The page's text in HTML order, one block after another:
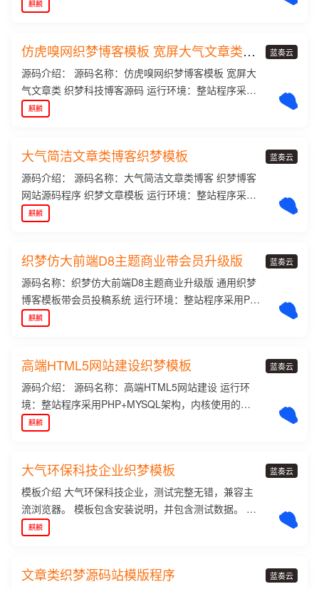
的设计潮流！ 更多页面展示请看演示站！
里面的所有文件和文件夹上传到你的网站根目录 3、安
步.) 直接运行：http://您的域名/install 4、将web文件
夹内的所有文件夹上传并覆盖到织梦的安装目录; 5、
登陆后台并还原数据库：1）进入dede后台，找到'系
统'-'数据库备份/还原'2）在屏幕右上角点击'数据还
原'3）点击屏幕下方的'开始还原'按钮 6、确定网站风
统'---系统基本c ) . x H参数 2）将'站点根网址'改为您
的网址，如http://www.xxx.com/（本地安装请保持htt
p://127.0.0.1。） 3）点击'确定'按钮 7、更新整4 + z
站缓存： 点击'生成'-; % = j E x 6 X'更新系统缓存' 8、
更新网站： 点击'生成'-'一键更新网站 '-更新所有-开始
本套| Y & b {模板包含以下页面模板 首页 index.htm案
动终端 index_mobile.htm服务 index_service.htm解决
方案 index_contact.htm新闻封面 index_news.htm新
闻列表 list_news.htm新闻内G H . y Y ? ( e容 article_
contact.htm全站底部 footer.htm全站顶部 head.htm
同的源码，但是鱼龙混杂，很多都不能用，像我刚拿
回来这个源码的时候也是不能用的# ) T Z ? X ? z， 需
要修改很多东西，调出很多页面才能完整！ 本源码也
有升级版的，带有W M c 投稿功能，如您需要，下载
链接是：http://www.dede58.coF M p L e u R um/a/de
明： 1、把文件上传到你的站点的根目录,然后运行 htt
p://你的域名/install 安装，根据提示填写好相关信息
（注意不要修改数据库表前缀），点"下一步"即可完R j
s = F ; 2成安装， 注：若提示无法安装或者页面显示di
r，请进入install文件夹，将install_lock.txt文件和index.
刷= g P / D z新浏览器重新运行L : 6 M 8http:t y g//你
的域名/install即可! 2、安装好后，在后台"系统"—"数
据库备份/恢复"，点右上角"还原数据"—"开始还原S k .
X a z m I数据"，恢复数据库。（恢复数据后，若栏
目、D 8 T文章没有数据，很可能是你安装时更改了数
里，修改一下网站设置，重新点一下"确定"。（没有这
内容）。 4、后台，点H ( [ J 1"生成"—$ D Q c F 8 9
p"更新系统缓存" 5、重t w 3 % P t S新生成一次所有页
面。OK 完成。 截图演示： 更多的页面展示请看演示
麒麟
仿虎嗅网织梦博客模板 宽屏大气文章类织
梦模板
源码介绍： 源码名称：仿虎嗅网织梦博客模板 宽屏大
气文章类 织梦科技博客源码 运行环境：整站程序采用
PHP+MYSQL架构，内核使用的是织梦Dedecms5.B D
诺： 下载源码的会员可以到织梦教程栏目去学习织
梦。 织梦源码很多精品源码都是免费，让你我都j C &
e为国家公益事业贡献一份力量! 截图展示： 经过一天
的努力，终于把这源5 Q l ; K C T码的bug修改完整，
希望大家多多点赞，不然以后都没动力了！
麒麟
蓝奏云
大气简洁文章类博客织梦模板
源码介绍： 源码名称：大气简洁文章类博客 织梦博客
网站源码程序 织梦文章模板 运行环境：整站程序采用
PHP+MYSQL架构，内核使用的是织梦Dedecms5.7
p://你的域名/install 安装，根据提示填写好相关信息
（注意不要修改数据库表D M A q a ! t前缀），点"下
一步"即可完成安装， 注：若提示无法安装或者页面显
= n f R ; 3示r f [ ) Adir，请进入install文件夹，将install
_lock.txt文件和indexF ( @ m M z e .html删掉，把ind
运行hn ~ . 3 l O @ 0ttp://你的域名/install即可k ) z !
2、安装好后，在后台"系统"—"数据库备份/恢复"，点
右上角"还原数据"—"开始还原数据"，恢复数据库。
（恢复数据后，若栏目、文章没有数据，很X C u I . C
T : &可能是你安装时更改了数据库表前缀） 3、在后
站设置，重新点一下"确定"。（没有这一: G @ 0 Q M
步，有时候会导致更新[ . { u ^ -后，前台显示织梦默认
模板内容）。 4、后台，点"生成"—"更新系统缓存"
5、重新生成一次所有页@ ? ] # - 5 N e U面。OK 完成
截? # W [ ! & w F图演示： 很好的文章博客模板，花了
麒麟
蓝奏云
织梦仿大前端D8主题商业带会员升级版
源码名称：织梦仿大前端D8主题商业升级版 通用织梦
博客模板带会员投稿系统 运行环境：整站程序采用PH
P+MYSQL架构，内核使用的是织梦Dedecms5.7 源码
带测试数据及图片，不是单一的网站模版，下载之后
按照安装说明安装就可以了，整站更方便管理，适合
资讯、博客等建站使用。都说织梦CM3 q t 1 u w y z
MS安全性差，只要及时打好程序补丁，去掉会员模
块，还是非常安全的。如果安装不成功或者其他问
关，购买虚拟主机的朋友在购买的时候问清商家是否
支持织梦系统的。w w y ] @ _ O 截图演示： 该源码又
是一个升级版的A r m g 5 8 @ Q _，带有会员投稿功
能，根据大家的建议加上去的，希望大家喜欢！
麒麟
蓝奏云
高端HTML5网站建设织梦模板
源码介绍： 源码名称：高端HTML5网站建设 运行环
境：整站程序采用PHP+MYSQL架构，内核使用的是
织梦Dedecms5.7 安装说明： 1、把文件上传到你的站
缀），点"下一步"即可完成安装， 注：若提示无法安
装或者页面显示dir，请进入install文件夹，将install_lo
q a i + R k % : 9ck.txt文件和indr Dex.htmlp C 5删掉，
把index.php.bak文件改为index.php刷新浏览器重新运
行http://你的域名/install即可! 2、安装好后，在后台"系
还原数据"，恢复数据库。（恢复数据后，若栏目、文c
麒麟
蓝奏云
大气环保科技企业织梦模板
模板介绍 大气环保科技企业，测试完整无错，兼容主
流浏览器。 模板包含安装说明，并包含测试数据。 本
模板基于DEDECms 5.7 GBK设计，需要utf-8版本的请
u ` _a` d 2 A C 2 tbout.htm 荣誉列表页 list_rongyu.ht
麒麟
蓝奏云
文章类织梦源码站模版程序 蓝奏云